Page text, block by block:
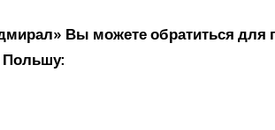
Вы можете обратиться для